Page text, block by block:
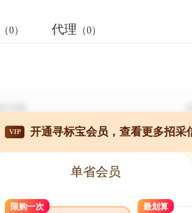
（0） 代理 （0）
VIP 开通寻标宝会员，查看更多招采
单省会员
限购一次 最划算